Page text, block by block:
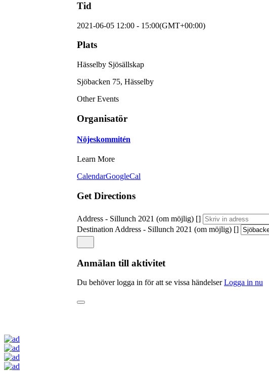
Tid
2021-06-05 12:00 - 15:00(GMT+00:00)
Plats
Hässelby Sjösällskap
Sjöbacken 75, Hässelby
Other Events
Organisatör
Nöjeskommitén
Learn More
CalendarGoogleCal
Get Directions
Address - Sillunch 2021 (om möjlig) []
Destination Address - Sillunch 2021 (om möjlig) []
Anmälan till aktivitet
Du behöver logga in för att se vissa händelserLogga in nu